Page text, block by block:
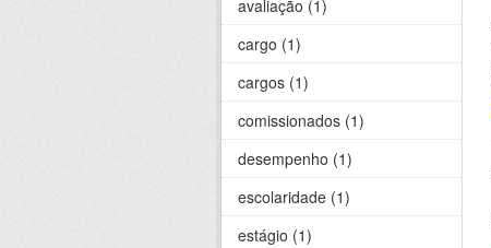
avaliação (1)
cargo (1)
cargos (1)
comissionados (1)
desempenho (1)
escolaridade (1)
estágio (1)